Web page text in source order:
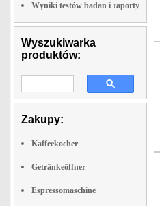
Wyniki testów badan i raporty
Wyszukiwarka
produktów:
Zakupy:
Kaffeekocher
Getränkeöffner
Espressomaschine